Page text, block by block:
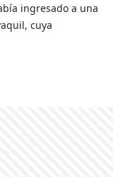
ingresado a una
cuya